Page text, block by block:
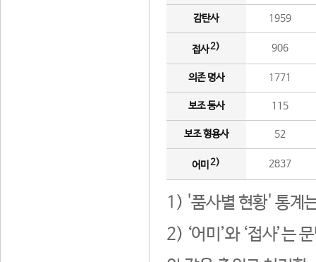
감탄사 1959
접사2) 906
의존 명사 1771
보조 동사 115
보조 형용사 52
어미 2) 2837
1) '품사별 현황' 통계
2) ‘어미’와 ‘접사’는